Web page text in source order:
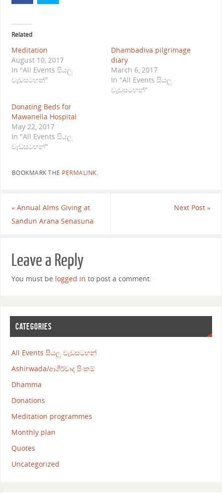
Related
Meditation
August 10, 2017
In "All Events සියලු
වැඩසටහන්"
Dhambadiva pilgrimage
diary
March 6, 2017
In "All Events සියලු
වැඩසටහන්"
Donating Beds for
Mawanella Hospital
May 22, 2017
In "All Events සියලු
වැඩසටහන්"
BOOKMARK THE PERMALINK.
«Annual Alms Giving at
Sandun Arana Senasuna
Next Post»
Leave a Reply
You must be logged in to post a comment.
CATEGORIES
All Events සියලු වැඩසටහන්
Ashirwada/ආශීර්වාද පිංකම්
Dhamma
Donations
Meditation programmes
Monthly plan
Quotes
Uncategorized